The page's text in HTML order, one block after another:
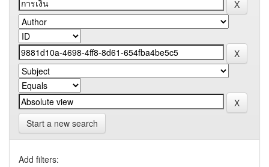
Start a new search
Add filters: